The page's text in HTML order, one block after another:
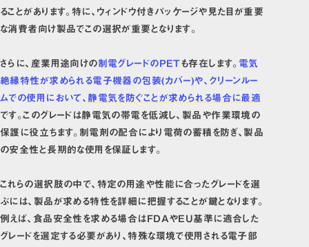
ることがあります。特に、ウィンドウ付きパッケージや見た目が重要
な消費者向け製品でこの選択が重要となります。
さらに、産業用途向けの制電グレードのPETも存在します。 電気
絶縁特性が求められる電子機器の包装(カバー)や、クリーンルー
ムでの使用において、 静電気を防ぐことが求められる場合に最適
です。このグレードは静電気の帯電を低減し、製品や作業環境の
保護に役立ちます。制電剤の配合により電荷の蓄積を防ぎ、製品
の安全性と長期的な使用を保証します。
これらの選択肢の中で、特定の用途や性能に合ったグレードを選
ぶには、製品が求める特性を詳細に把握することが鍵となります。
例えば、食品安全性を求める場合はFDAやEU基準に適合した
グレードを選定する必要があり、特殊な環境で使用される電子部